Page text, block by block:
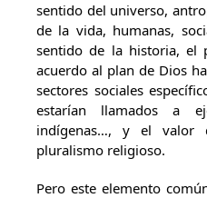
sentido del universo,
de la vida, humanas,
sentido de la historia, el
acuerdo al plan de Dios
sectores sociales
estarían llamados a
indígenas…, y el valor
pluralismo religioso.
Pero este elemento